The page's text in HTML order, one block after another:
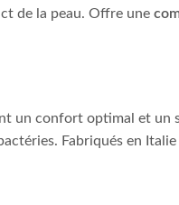
de la peau. Offre une
un confort optimal et un
Fabriqués en